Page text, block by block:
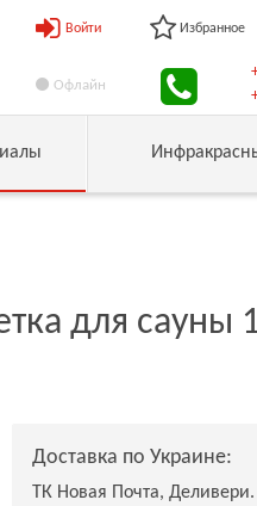
Войти Избранное
Офлайн
для сауны
Доставка по Украине:
ТК Новая Почта, Деливери.